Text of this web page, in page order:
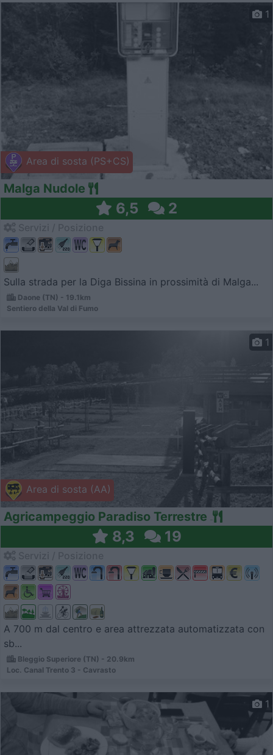
Area di sosta (PS+CS)
1
Malga Nudole
6,5 2
Sulla strada per la Diga Bissina in prossimità di Malga...
Daone (TN) - 19.1km
Sentiero della Val di Fumo
Area di sosta (AA)
1
Agricampeggio Paradiso Terrestre
8,3 19
A 700 m dal centro e area attrezzata automatizzata con
sb...
Bleggio Superiore (TN) - 20.9km
Loc. Canal Trento 3 - Cavrasto
1